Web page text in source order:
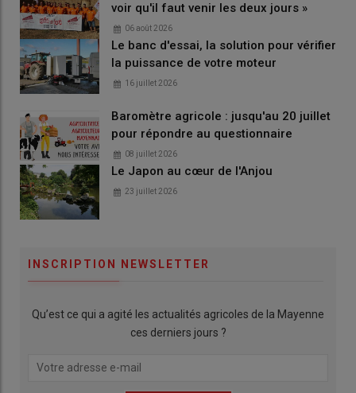
voir qu'il faut venir les deux jours »
06 août 2026
Le banc d'essai, la solution pour vérifier
la puissance de votre moteur
16 juillet 2026
Baromètre agricole : jusqu'au 20 juillet
pour répondre au questionnaire
08 juillet 2026
Le Japon au cœur de l'Anjou
23 juillet 2026
INSCRIPTION NEWSLETTER
Qu’est ce qui a agité les actualités agricoles de la Mayenne
ces derniers jours ?